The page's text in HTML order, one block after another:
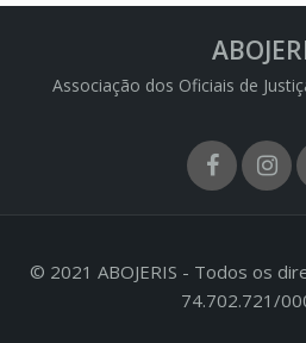
Associação dos Oficiais de
© 2021 ABOJERIS - Todos os
74.702.721/